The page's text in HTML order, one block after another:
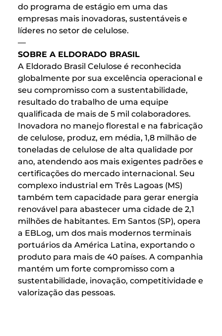
do programa de estágio em uma das
empresas mais inovadoras, sustentáveis e
líderes no setor de celulose.
—
SOBRE A ELDORADO BRASIL
A Eldorado Brasil Celulose é reconhecida
globalmente por sua excelência operacional e
seu compromisso com a sustentabilidade,
resultado do trabalho de uma equipe
qualificada de mais de 5 mil colaboradores.
Inovadora no manejo florestal e na fabricação
de celulose, produz, em média, 1,8 milhão de
toneladas de celulose de alta qualidade por
ano, atendendo aos mais exigentes padrões e
certificações do mercado internacional. Seu
complexo industrial em Três Lagoas (MS)
também tem capacidade para gerar energia
renovável para abastecer uma cidade de 2,1
milhões de habitantes. Em Santos (SP), opera
a EBLog, um dos mais modernos terminais
portuários da América Latina, exportando o
produto para mais de 40 países. A companhia
mantém um forte compromisso com a
sustentabilidade, inovação, competitividade e
valorização das pessoas.